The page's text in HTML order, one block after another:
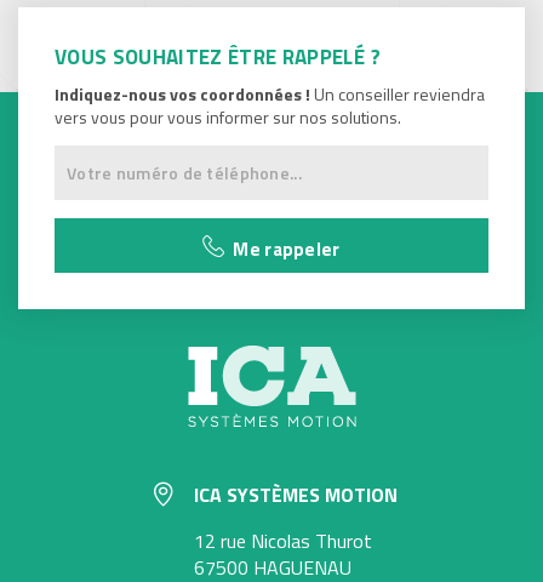
VOUS SOUHAITEZ ÊTRE RAPPELÉ ?
Indiquez-nous vos coordonnées ! Un conseiller reviendra
vers vous pour vous informer sur nos solutions.
Me rappeler
ICA SYSTÈMES MOTION
12 rue Nicolas Thurot
67500 HAGUENAU